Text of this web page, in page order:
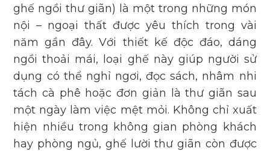
ghế ngồi thư giãn) là một trong những món
nội – ngoại thất được yêu thích trong vài
năm gần đây. Với thiết kế độc đáo, dáng
ngồi thoải mái, loại ghế này giúp người sử
dụng có thể nghỉ ngơi, đọc sách, nhâm nhi
tách cà phê hoặc đơn giản là thư giãn sau
một ngày làm việc mệt mỏi. Không chỉ xuất
hiện nhiều trong không gian phòng khách
hay phòng ngủ, ghế lười thư giãn còn được